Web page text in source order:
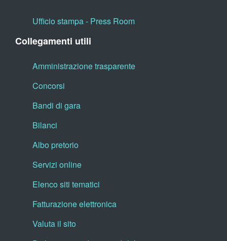
Ufficio stampa - Press Room
Collegamenti utili
Amministrazione trasparente
Concorsi
Bandi di gara
Bilanci
Albo pretorio
Servizi online
Elenco siti tematici
Fatturazione elettronica
Valuta il sito